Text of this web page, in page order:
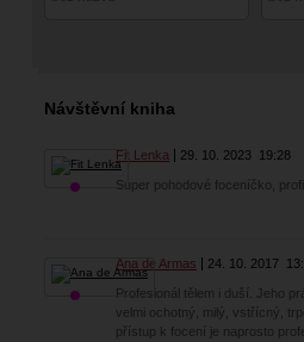
Návštěvní kniha
Fit Lenka 29. 10. 2023 19:28
Super pohodové foceníčko,
Ana de Armas 24. 10. 2017
Profesionál tělem i duší. Jeho
velmi ochotný, milý, vstřícný,
přístup k focení je naprosto